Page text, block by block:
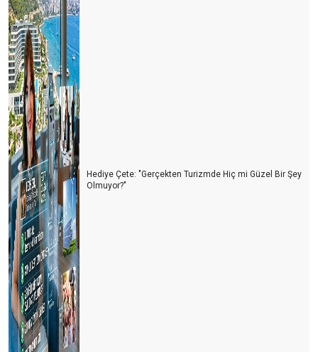
Hediye Çete: "Gerçekten Turizmde Hiç mi Güzel Bir Şey
Olmuyor?"